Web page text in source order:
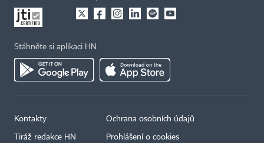
Stáhněte si aplikaci HN
Kontakty
Tiráž redakce HN
Ochrana osobních údajů
Prohlášení o cookies